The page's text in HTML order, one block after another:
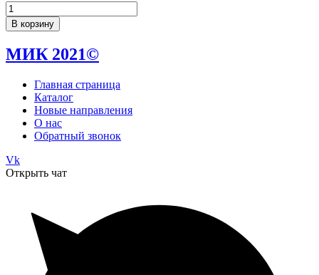
Количество
Соколова.
УМКн.
Рабочая
тетрадь.
мир.
2кл.
Плешаков
ФПУ
В корзину
МИК 2021©
Главная страница
Каталог
Новые направления
О нас
Обратный звонок
Vk
Открыть чат